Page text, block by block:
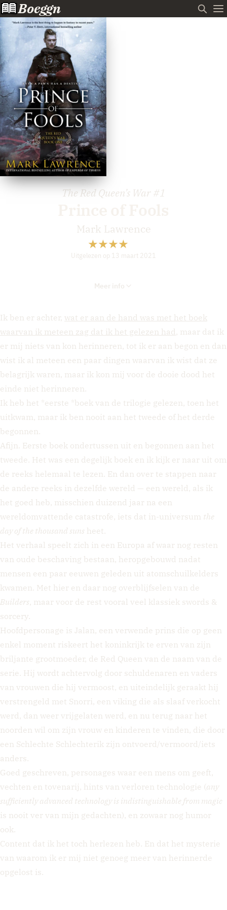
Boeggn
Uitgelezen op 13 maart 2021
The Red Queen’s War#1
Mark Lawrence
Meer info
Ik ben er achter, wat er aan de hand was met het boek
waarvan ik meteen zag dat ik het gelezen had, maar dat ik
er mij niets van kon herinneren, tot ik er aan begon en dan
wist ik al meteen een paar dingen waarvan ik wist dat ze
belagrijk waren, maar ik kon mij voor de dooie dood het
einde niet herinneren.
Ik heb het *eerste *boek van de trilogie gelezen, toen het
uitkwam, maar ik ben nooit aan het tweede of het derde
begonnen.
Afijn. Eerste boek ondertussen uit en begonnen aan het
tweede. Het was een degelijk boek en ik kijk er naar uit om
de reeks helemaal te lezen. En dan over te stappen naar
de andere reeks in dezelfde wereld — een wereld, als ik
het goed heb, misschien duizend jaar na een
wereldomvattende catastrofe, iets dat in-universum the
day of the thousand suns heet.
Het verhaal speelt zich in een Europa af waar nog resten
van oude beschaving bestaan, heropgebouwd nadat
mensen een paar eeuwen geleden uit atomschuilkelders
kwamen. Met hier en daar nog overblijfselen van de
Builders, maar voor de rest vooral veel klassiek swords &
sorcery.
Hoofdpersonage is Jalan, een verwende prins die op geen
enkel moment riskeert het koninkrijk te erven van zijn
briljante grootmoeder, de Red Queen van de naam van de
serie. Hij wordt achtervolg door schuldenaren en vaders
van vrouwen die hij vermoost, en uiteindelijk geraakt hij
verstrengeld met Snorri, een viking die als slaaf verkocht
werd, dan weer vrijgelaten werd, en nu terug naar het
noorden wil om zijn vrouw en kinderen te vinden, die door
een Schlechte Schlechterik zijn ontvoerd/vermoord/iets
anders.
Goed geschreven, personages waar een mens om geeft,
vechten en tovenarij, hints van verloren technologie (any
sufficiently advanced technology is indistinguishable from magic
is nooit ver van mijn gedachten), en zowaar nog humor
ook.
Content dat ik het toch herlezen heb. En dat het mysterie
van waarom ik er mij niet genoeg meer van herinnerde
opgelost is.